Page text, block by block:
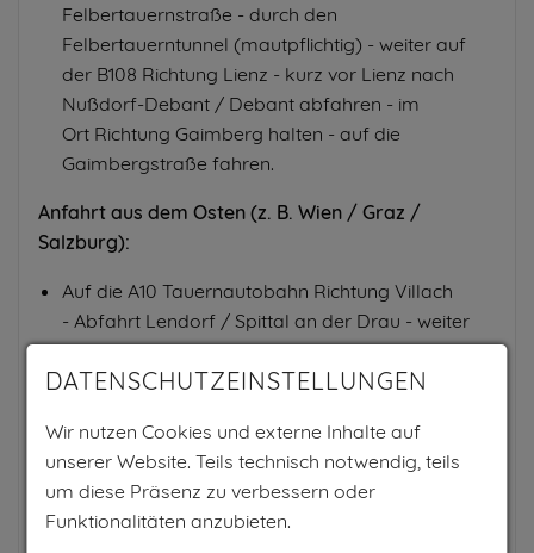
Felbertauernstraße - durch den
Felbertauerntunnel (mautpflichtig) - weiter auf
der B108 Richtung Lienz - kurz vor Lienz nach
Nußdorf-Debant / Debant abfahren - im
Ort Richtung Gaimberg halten - auf die
Gaimbergstraße fahren.
Anfahrt aus dem Osten (z. B. Wien / Graz /
Salzburg):
Auf die A10 Tauernautobahn Richtung Villach
- Abfahrt Lendorf / Spittal an der Drau - weiter
auf der B100 Drautal Straße Richtung Lienz -
durch das Drautal bis Lienz - in Lienz Richtung
Gaimberg fahren - auf die Gaimbergstraße.
Letzter Abschnitt (wichtig zu wissen):
DATENSCHUTZEINSTELLUNGEN
Wir nutzen Cookies und externe Inhalte auf
unserer Website. Teils technisch notwendig, teils
um diese Präsenz zu verbessern oder
Funktionalitäten anzubieten.